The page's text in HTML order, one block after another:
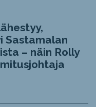
Sastamalan
– näin Rolly